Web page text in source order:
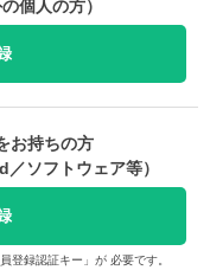
個人の方）
お持ちの方
ソフトウェア等）
登録認証キー」が 必要です。